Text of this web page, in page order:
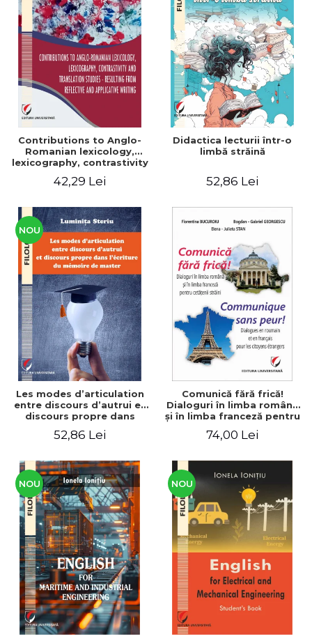
Contributions to Anglo-
Romanian lexicology,
lexicography, contrastivity
Resulting from reflective
42,29 Lei
Didactica lecturii într-o
limbă străină
52,86 Lei
NOU
Les modes d’articulation
entre discours d’autrui et
discours propre dans
master
52,86 Lei
Comunică fără frică!
Dialoguri în limba română
şi în limba franceză pentru
străini/Communique sans
roumain et en français
pour les citoyens
étrangers
74,00 Lei
NOU NOU